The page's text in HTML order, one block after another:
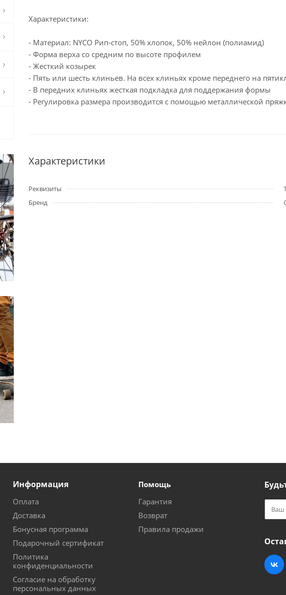
Характеристики:
- Материал: NYCO Рип-стоп, 50% хлопок, 50% нейлон (полиамид)
- Форма верха со средним по высоте профилем
- Жесткий козырек
- Пять или шесть клиньев. На всех клиньях кроме переднего на
- В передних клиньях жесткая подкладка для поддержания формы
- Регулировка размера производится с помощью металлической
Характеристики
Реквизиты
Бренд
Информация
Оплата
Доставка
Бонусная программа
Подарочный сертификат
Политика
конфиденциальности
Согласие на обработку
персональных данных
Помощь
Гарантия
Возврат
Правила продажи